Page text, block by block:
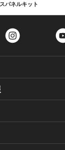
パネルキット
Twitter